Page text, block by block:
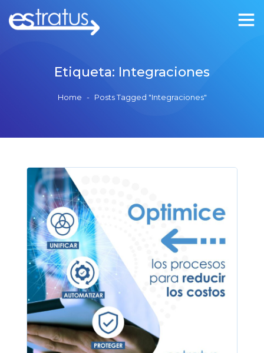
Etiqueta: Integraciones
Home - Posts Tagged "Integraciones"